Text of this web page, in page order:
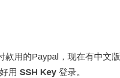
款用的Paypal，现在有中文版
用 SSH Key 登录。